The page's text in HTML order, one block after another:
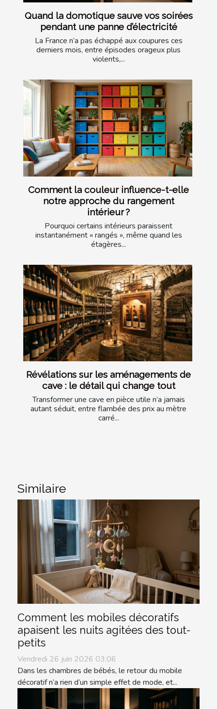
Quand la domotique sauve vos soirées
pendant une panne d’électricité
La France n’a pas échappé aux coupures ces
derniers mois, entre épisodes orageux plus
violents,...
Comment la couleur influence-t-elle
notre approche du rangement
intérieur ?
Pourquoi certains intérieurs paraissent
instantanément « rangés », même quand les
étagères...
Révélations sur les aménagements de
cave : le détail qui change tout
Transformer une cave en pièce utile n’a jamais
autant séduit, entre flambée des prix au mètre
carré...
Similaire
Comment les mobiles décoratifs
apaisent les nuits agitées des tout-
petits
Vendredi 26 juin 2026 03:06
Dans les chambres de bébés, le retour du mobile
décoratif n’a rien d’un simple effet de mode, et...